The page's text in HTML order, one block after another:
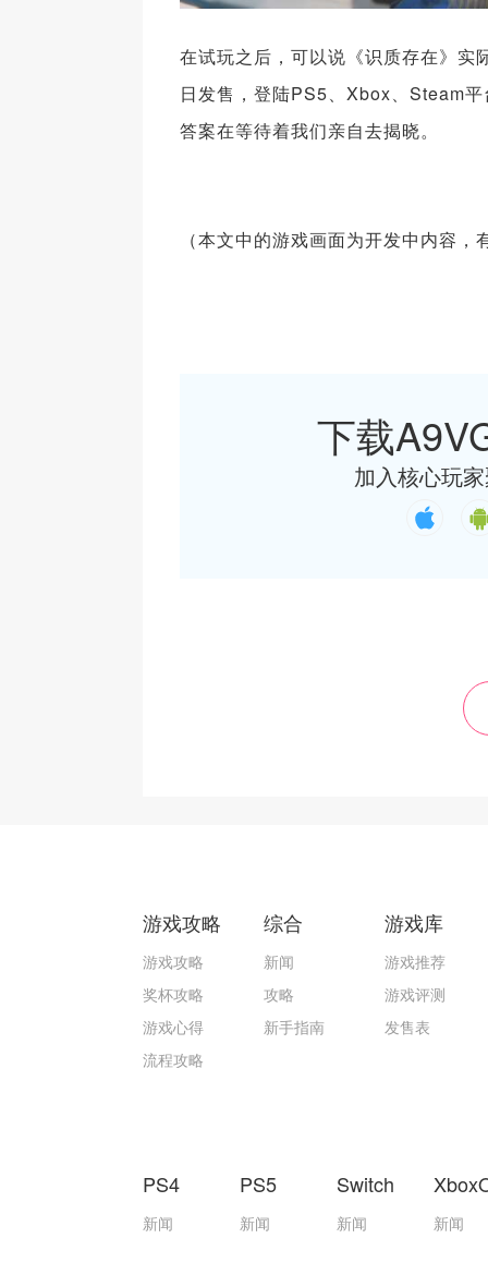
在试玩之后，可以说《识质存在》
日发售，登陆PS5、Xbox、Steam
答案在等待着我们亲自去揭晓。
（本文中的游戏画面为开发中内容
下载
加入核心玩
游戏攻略
游戏攻略
奖杯攻略
游戏心得
流程攻略
综合
新闻
攻略
新手指南
游戏库
游戏推荐
游戏评测
发售表
PS4
新闻
PS5
新闻
Switch
新闻 新闻